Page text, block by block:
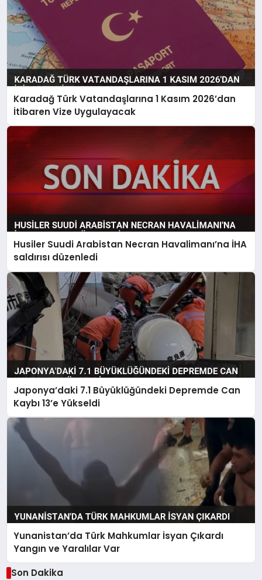
Karadağ Türk Vatandaşlarına 1 Kasım 2026’dan
İtibaren Vize Uygulayacak
Husiler Suudi Arabistan Necran Havalimanı’na İHA
saldırısı düzenledi
Japonya’daki 7.1 Büyüklüğündeki Depremde Can
Kaybı 13’e Yükseldi
Yunanistan’da Türk Mahkumlar İsyan Çıkardı
Yangın ve Yaralılar Var
Son Dakika